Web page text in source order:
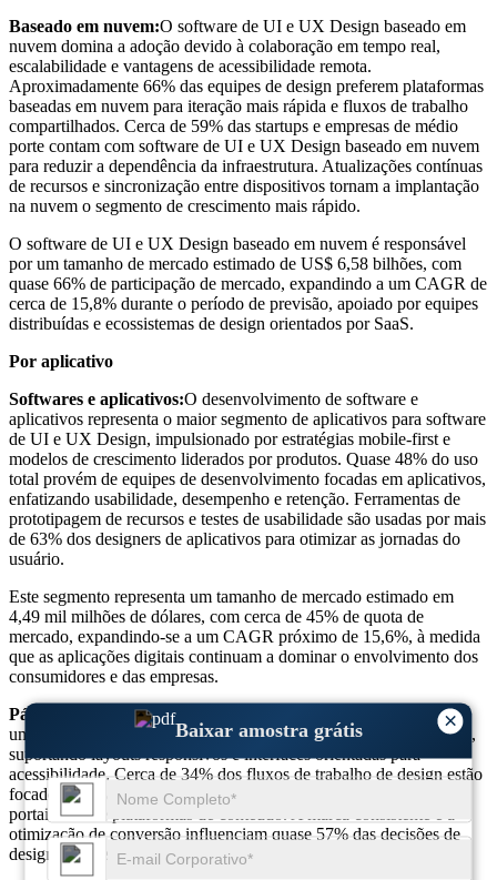
×
Baixar amostra grátis
Baseado em nuvem:O software de UI e UX Design baseado em
nuvem domina a adoção devido à colaboração em tempo real,
escalabilidade e vantagens de acessibilidade remota.
Aproximadamente 66% das equipes de design preferem plataformas
baseadas em nuvem para iteração mais rápida e fluxos de trabalho
compartilhados. Cerca de 59% das startups e empresas de médio
porte contam com software de UI e UX Design baseado em nuvem
para reduzir a dependência da infraestrutura. Atualizações contínuas
de recursos e sincronização entre dispositivos tornam a implantação
na nuvem o segmento de crescimento mais rápido.
O software de UI e UX Design baseado em nuvem é responsável
por um tamanho de mercado estimado de US$ 6,58 bilhões, com
quase 66% de participação de mercado, expandindo a um CAGR de
cerca de 15,8% durante o período de previsão, apoiado por equipes
distribuídas e ecossistemas de design orientados por SaaS.
Por aplicativo
Softwares e aplicativos:O desenvolvimento de software e
aplicativos representa o maior segmento de aplicativos para software
de UI e UX Design, impulsionado por estratégias mobile-first e
modelos de crescimento liderados por produtos. Quase 48% do uso
total provém de equipes de desenvolvimento focadas em aplicativos,
enfatizando usabilidade, desempenho e retenção. Ferramentas de
prototipagem de recursos e testes de usabilidade são usadas por mais
de 63% dos designers de aplicativos para otimizar as jornadas do
usuário.
Este segmento representa um tamanho de mercado estimado em
4,49 mil milhões de dólares, com cerca de 45% de quota de
mercado, expandindo-se a um CAGR próximo de 15,6%, à medida
que as aplicações digitais continuam a dominar o envolvimento dos
consumidores e das empresas.
Página da Internet:O design de páginas da Web continua sendo
uma área central de aplicação para software de design de UI e UX,
suportando layouts responsivos e interfaces orientadas para
acessibilidade. Cerca de 34% dos fluxos de trabalho de design estão
focados em plataformas web, impulsionadas por e-commerce,
portais SaaS e plataformas de conteúdo. A marca consistente e a
otimização de conversão influenciam quase 57% das decisões de
design focadas na web.